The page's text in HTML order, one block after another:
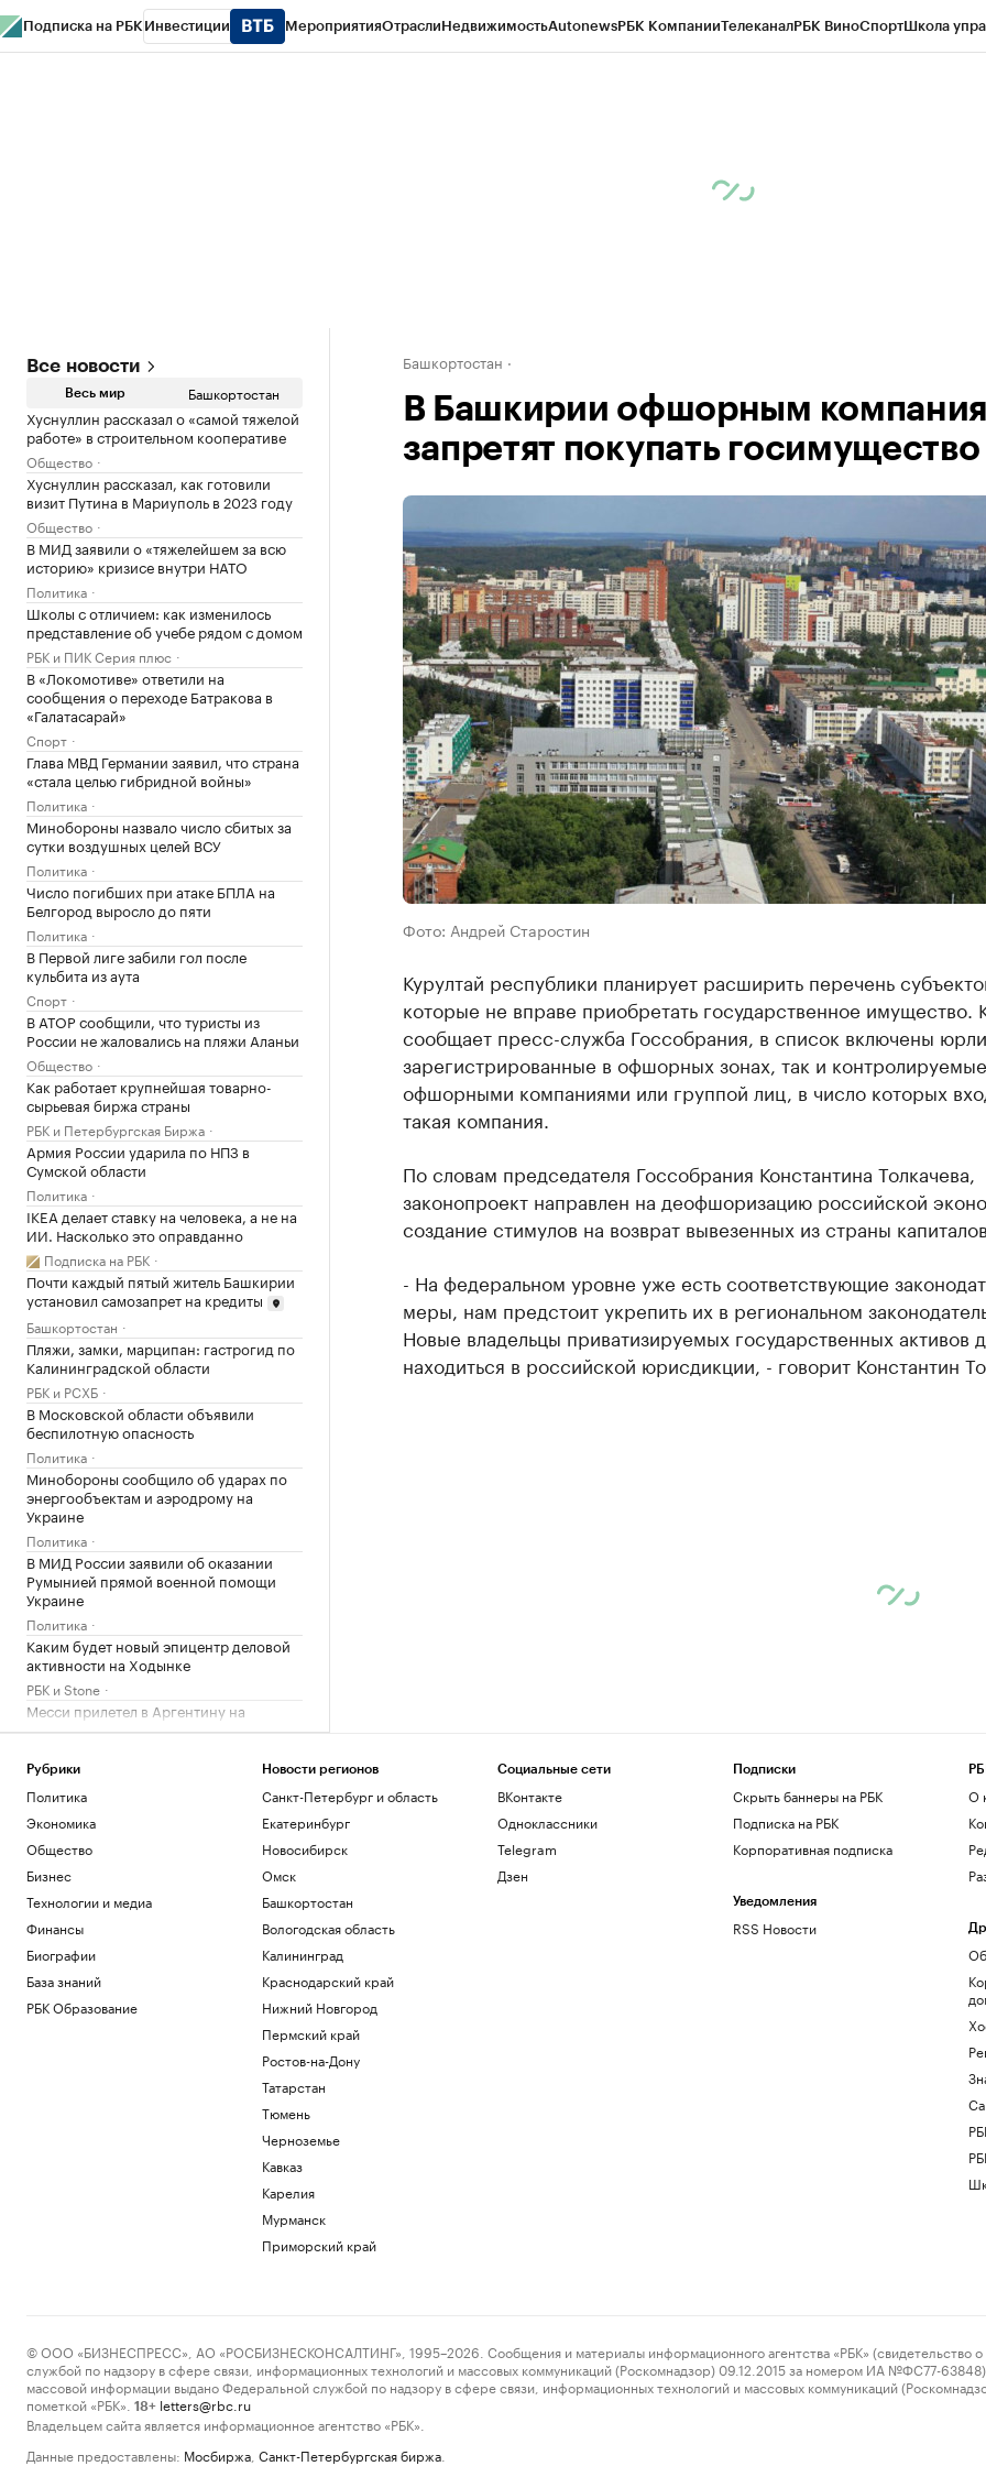
Подписка на РБК Инвестиции МероприятияОтраслиНедвижимостьAutonewsРБК КомпанииТелеканалРБК ВиноСпортШкола
Все новости
Весь мир Башкортостан
Хуснуллин рассказал о «самой тяжелой
работе» в строительном кооперативе
Общество
Хуснуллин рассказал, как готовили
визит Путина в Мариуполь в 2023 году
Общество
В МИД заявили о «тяжелейшем за всю
историю» кризисе внутри НАТО
Политика
Школы с отличием: как изменилось
представление об учебе рядом с домом
РБК и ПИК Серия плюс
В «Локомотиве» ответили на
сообщения о переходе Батракова в
«Галатасарай»
Спорт
Глава МВД Германии заявил, что страна
«стала целью гибридной войны»
Политика
Минобороны назвало число сбитых за
сутки воздушных целей ВСУ
Политика
Число погибших при атаке БПЛА на
Белгород выросло до пяти
Политика
В Первой лиге забили гол после
кульбита из аута
Спорт
В АТОР сообщили, что туристы из
России не жаловались на пляжи Аланьи
Общество
Как работает крупнейшая товарно-
сырьевая биржа страны
РБК и Петербургская Биржа
Армия России ударила по НПЗ в
Сумской области
Политика
IKEA делает ставку на человека, а не на
ИИ. Насколько это оправданно
Подписка на РБК
Почти каждый пятый житель Башкирии
установил самозапрет на кредиты
Башкортостан
Пляжи, замки, марципан: гастрогид по
Калининградской области
РБК и РСХБ
В Московской области объявили
беспилотную опасность
Политика
Минобороны сообщило об ударах по
энергообъектам и аэродрому на
Украине
Политика
В МИД России заявили об оказании
Румынией прямой военной помощи
Украине
Политика
Каким будет новый эпицентр деловой
активности на Ходынке
РБК и Stone
Месси прилетел в Аргентину на
похороны отца
Башкортостан
В Башкирии офшорным
запретят покупать госимущество
Фото: Андрей Старостин
Курултай республики планирует расширить перечень
которые не вправе приобретать государственное имущество.
сообщает пресс-служба Госсобрания, в список включены
зарегистрированные в офшорных зонах, так и контролируемые
офшорными компаниями или группой лиц, в число которых
такая компания.
По словам председателя Госсобрания Константина Толкачева,
законопроект направлен на деофшоризацию российской
создание стимулов на возврат вывезенных из страны
- На федеральном уровне уже есть соответствующие
меры, нам предстоит укрепить их в региональном
Новые владельцы приватизируемых государственных активов
находиться в российской юрисдикции, - говорит Константин
Рубрики
Политика
Экономика
Общество
Бизнес
Технологии и медиа
Финансы
Биографии
База знаний
РБК Образование
Новости регионов
Санкт-Петербург и область
Екатеринбург
Новосибирск
Омск
Башкортостан
Вологодская область
Калининград
Краснодарский край
Нижний Новгород
Пермский край
Ростов-на-Дону
Татарстан
Тюмень
Черноземье
Кавказ
Карелия
Мурманск
Приморский край
Социальные сети
ВКонтакте
Одноклассники
Telegram
Дзен
Подписки
Скрыть баннеры на РБК
Подписка на РБК
Корпоративная подписка
Уведомления
RSS Новости
О
© ООО «БИЗНЕСПРЕСС», АО «РОСБИЗНЕСКОНСАЛТИНГ», 1995–2026. Сообщения и материалы информационного агентства «РБК» (свидетельство о
службой по надзору в сфере связи, информационных технологий и массовых коммуникаций (Роскомнадзор) 09.12.2015 за номером ИА №ФС77-63848)
массовой информации выдано Федеральной службой по надзору в сфере связи, информационных технологий и массовых коммуникаций
пометкой «РБК».
18+ letters@rbc.ru
Владельцем сайта является информационное агентство «РБК».
Данные предоставлены: Мосбиржа Санкт-Петербургская биржа